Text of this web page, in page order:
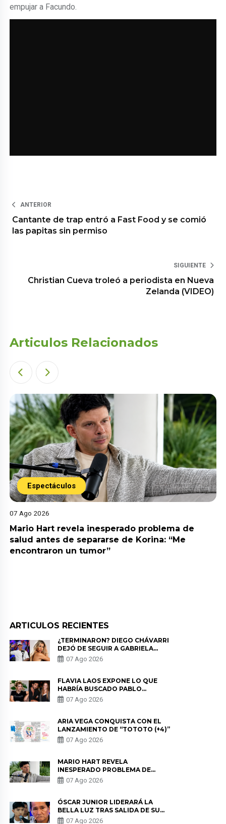
empujar a Facundo.
ANTERIOR
Cantante de trap entró a Fast Food y se comió
las papitas sin permiso
SIGUIENTE
Christian Cueva troleó a periodista en Nueva
Zelanda (VIDEO)
Articulos Relacionados
Espectáculos
07 Ago 2026
Mario Hart revela inesperado problema de
salud antes de separarse de Korina: “Me
encontraron un tumor”
ARTICULOS RECIENTES
¿TERMINARON? DIEGO CHÁVARRI
DEJÓ DE SEGUIR A GABRIELA
HERRERA Y ANUNCIA SU SALIDA
DE PÓDCAST
07 Ago 2026
FLAVIA LAOS EXPONE LO QUE
HABRÍA BUSCADO PABLO
HEREDIA CON ALE FULLER: “UNA
DE LAS PARTES QUERÍA EL
07 Ago 2026
ARIA VEGA CONQUISTA CON EL
LANZAMIENTO DE “TOTOTO (+4)”
07 Ago 2026
MARIO HART REVELA
INESPERADO PROBLEMA DE
SALUD ANTES DE SEPARARSE DE
KORINA: “ME ENCONTRARON UN
07 Ago 2026
ÓSCAR JUNIOR LIDERARÁ LA
BELLA LUZ TRAS SALIDA DE SU
PADRE POR POLÉMICA CON
07 Ago 2026